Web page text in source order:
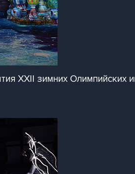
XXII зимних Олимпийских